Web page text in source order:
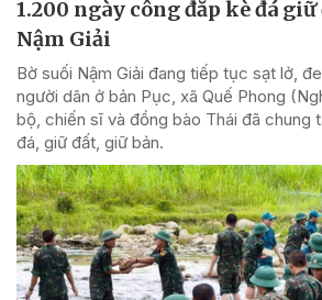
1.200 ngày công đắp kè đá
Nậm Giải
Bờ suối Nậm Giải đang tiếp tục sạt lở,
người dân ở bản Pục, xã Quế Phong
bộ, chiến sĩ và đồng bào Thái đã chung
đá, giữ đất, giữ bản.